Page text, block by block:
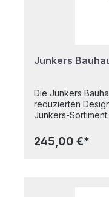
Junkers
Die Junkers
reduzierten
Junkers-
wasserdicht-
klassisches
245,00 €*